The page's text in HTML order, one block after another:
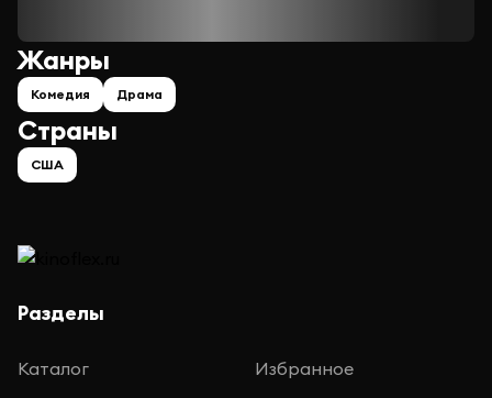
Страны
США
Жанры
Комедия Драма
Разделы
Каталог Избранное